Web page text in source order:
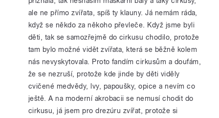
ale ne přímo zvířata, spíš ty klauny. Já nemám ráda,
když se někdo za někoho převleče. Když jsme byli
děti, tak se samozřejmě do cirkusu chodilo, protože
tam bylo možné vidět zvířata, která se běžně kolem
nás nevyskytovala. Proto fandím cirkusům a doufám,
že se nezruší, protože kde jinde by děti viděly
cvičené medvědy, lvy, papoušky, opice a nevím co
ještě. A na moderní akrobacii se nemusí chodit do
cirkusu, já jsem pro drezúru zvířat, protože si